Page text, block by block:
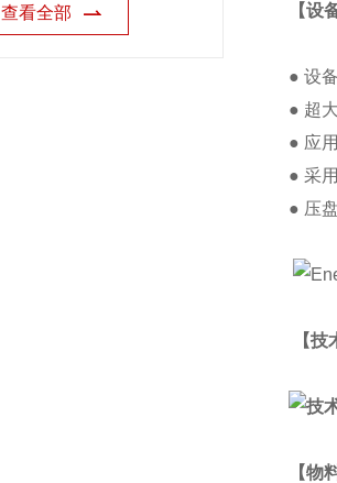
查看全部 【设
● 设
● 超
● 应
● 采
● 压
【技
【物